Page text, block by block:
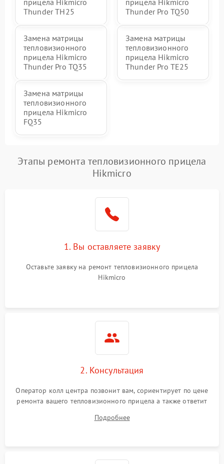
Thunder TH25
Thunder Pro TQ50
Замена матрицы
тепловизионного
прицела Hikmicro
Thunder Pro TQ35
Замена матрицы
тепловизионного
прицела Hikmicro
Thunder Pro TE25
Замена матрицы
тепловизионного
прицела Hikmicro
FQ35
Этапы ремонта тепловизионного прицела
Hikmicro
1. Вы оставляете заявку
Оставьте заявку на ремонт тепловизионного прицела
Hikmicro
2. Консультация
Оператор колл центра позвонит вам, сориентирует по цене
ремонта вашего тепловизионного прицела а также ответит
Подробнее